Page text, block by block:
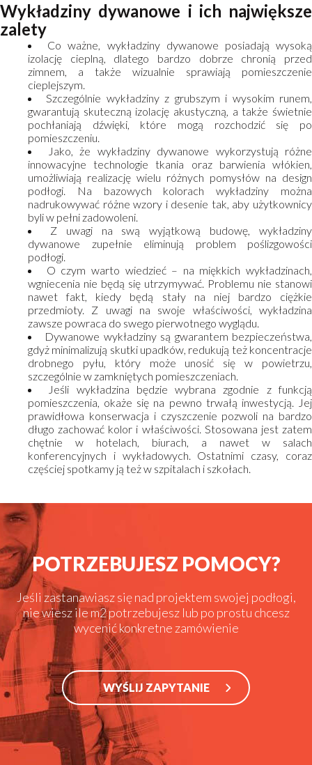
Wykładziny dywanowe i ich największe
zalety
Co ważne, wykładziny dywanowe posiadają wysoką
izolację cieplną, dlatego bardzo dobrze chronią przed
zimnem, a także wizualnie sprawiają pomieszczenie
cieplejszym.
Szczególnie wykładziny z grubszym i wysokim runem,
gwarantują skuteczną izolację akustyczną, a także świetnie
pochłaniają dźwięki, które mogą rozchodzić się po
pomieszczeniu.
Jako, że wykładziny dywanowe wykorzystują różne
innowacyjne technologie tkania oraz barwienia włókien,
umożliwiają realizację wielu różnych pomysłów na design
podłogi. Na bazowych kolorach wykładziny można
nadrukowywać różne wzory i desenie tak, aby użytkownicy
byli w pełni zadowoleni.
Z uwagi na swą wyjątkową budowę, wykładziny
dywanowe zupełnie eliminują problem poślizgowości
podłogi.
O czym warto wiedzieć – na miękkich wykładzinach,
wgniecenia nie będą się utrzymywać. Problemu nie stanowi
nawet fakt, kiedy będą stały na niej bardzo ciężkie
przedmioty. Z uwagi na swoje właściwości, wykładzina
zawsze powraca do swego pierwotnego wyglądu.
Dywanowe wykładziny są gwarantem bezpieczeństwa,
gdyż minimalizują skutki upadków, redukują też koncentracje
drobnego pyłu, który może unosić się w powietrzu,
szczególnie w zamkniętych pomieszczeniach.
Jeśli wykładzina będzie wybrana zgodnie z funkcją
pomieszczenia, okaże się na pewno trwałą inwestycją. Jej
prawidłowa konserwacja i czyszczenie pozwoli na bardzo
długo zachować kolor i właściwości. Stosowana jest zatem
chętnie w hotelach, biurach, a nawet w salach
konferencyjnych i wykładowych. Ostatnimi czasy, coraz
częściej spotkamy ją też w szpitalach i szkołach.
POTRZEBUJESZ POMOCY?
Jeśli zastanawiasz się nad projektem swojej podłogi,
nie wiesz ile m2 potrzebujesz lub po prostu chcesz
wycenić konkretne zamówienie
WYŚLIJ ZAPYTANIE